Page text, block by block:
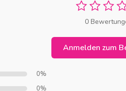
0
Anmelden zum
0%
0%